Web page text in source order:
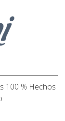
100 % Hechos